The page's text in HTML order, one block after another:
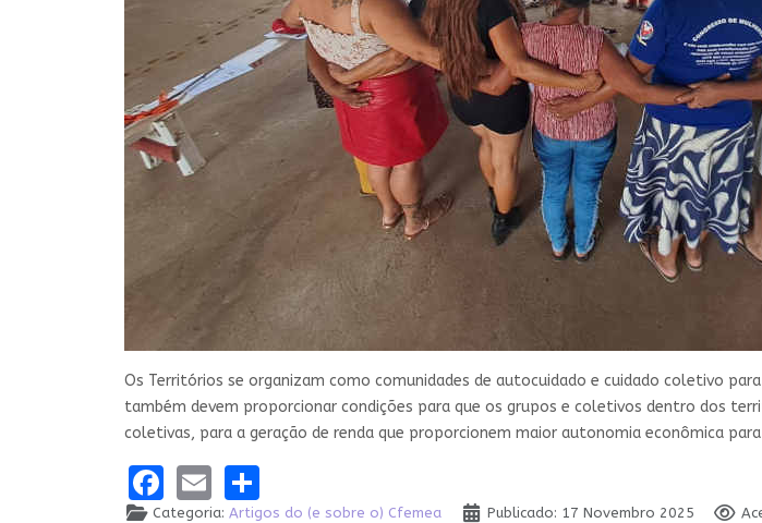
Os Territórios se organizam como comunidades de autocuidado e cuidado coletivo
também devem proporcionar condições para que os grupos e coletivos dentro dos
coletivas, para a geração de renda que proporcionem maior autonomia econômica
Facebook
Email
Categoria:Artigos do (e sobre o) Cfemea Publicado: 17 Novembro 2025